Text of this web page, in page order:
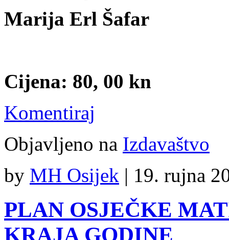
Marija Erl Šafar
Cijena: 80, 00 kn
Komentiraj
Objavljeno na Izdavaštvo
by MH Osijek | 19. rujna
PLAN OSJEČKE
KRAJA GODINE